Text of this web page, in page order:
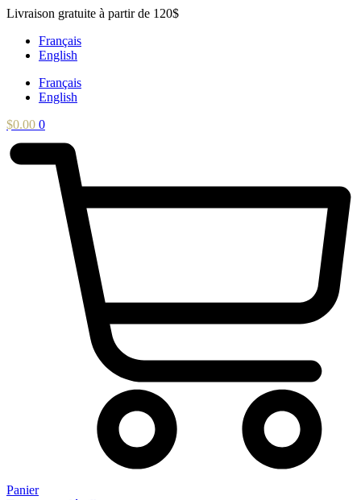
Aller
contenu
Livraison gratuite à partir de 120$
Français
English
Français
English
$0.00 0
Panier